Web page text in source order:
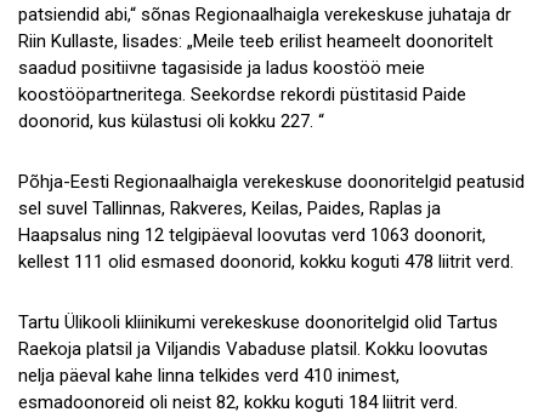
patsiendid abi,“ sõnas Regionaalhaigla verekeskuse juhataja dr
Riin Kullaste, lisades: „Meile teeb erilist heameelt doonoritelt
saadud positiivne tagasiside ja ladus koostöö meie
koostööpartneritega. Seekordse rekordi püstitasid Paide
doonorid, kus külastusi oli kokku 227. “
Põhja-Eesti Regionaalhaigla verekeskuse doonoritelgid peatusid
sel suvel Tallinnas, Rakveres, Keilas, Paides, Raplas ja
Haapsalus ning 12 telgipäeval loovutas verd 1063 doonorit,
kellest 111 olid esmased doonorid, kokku koguti 478 liitrit verd.
Tartu Ülikooli kliinikumi verekeskuse doonoritelgid olid Tartus
Raekoja platsil ja Viljandis Vabaduse platsil. Kokku loovutas
nelja päeval kahe linna telkides verd 410 inimest,
esmadoonoreid oli neist 82, kokku koguti 184 liitrit verd.